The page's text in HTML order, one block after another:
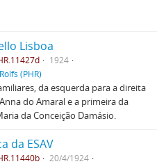
Lisboa
1924
(PHR)
da esquerda para a direita
do Amaral e a primeira da
da Conceição Damásio.
da ESAV
20/4/1924